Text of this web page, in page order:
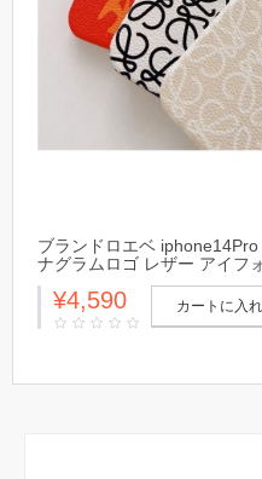
ブランドロエベ
ナグラムロゴ レザー アイフ
カバー LOEWE 落下防止 ブ
53C)カバー シック
¥4,590 カートに入